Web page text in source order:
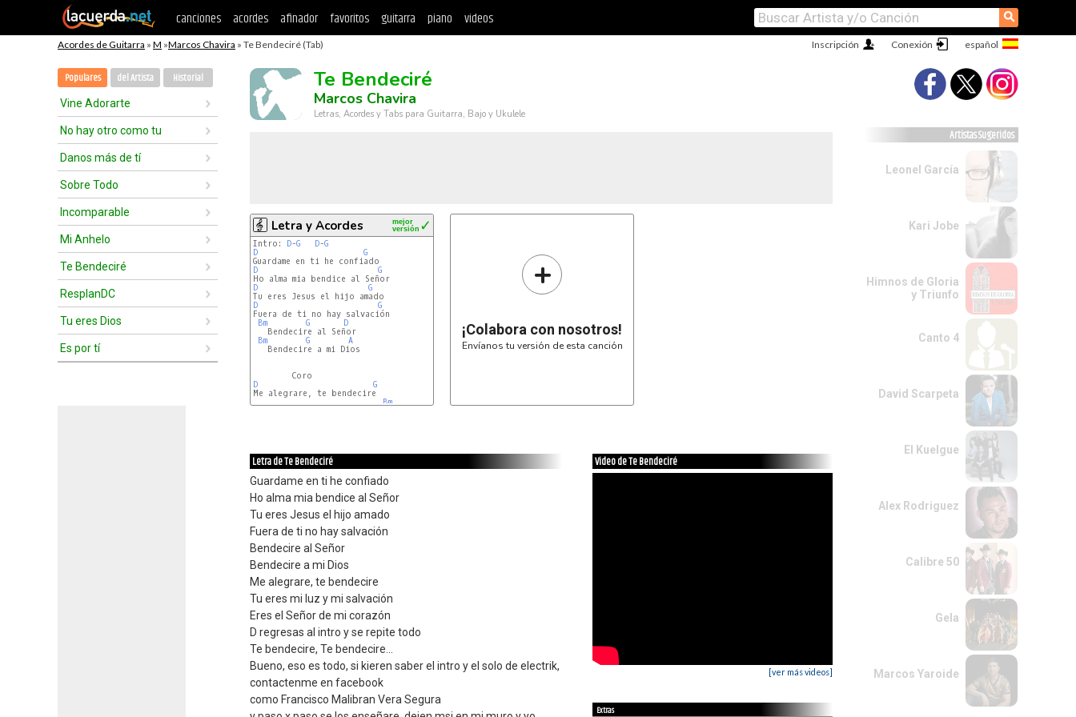
canciones acordes afinador favoritos guitarra piano videos ⚲
Acordes de Guitarra » M »Marcos Chavira » Te Bendeciré (Tab) Conexión
Inscripción
Populares del Artista Historial
Vine Adorarte
No hay otro como tu
Danos más de tí
Sobre Todo
Incomparable
Mi Anhelo
Te Bendeciré
ResplanDC
Tu eres Dios
Es por tí
Te Bendeciré
Marcos Chavira
Letras, Acordes y Tabs para Guitarra, Bajo y Ukulele
Letra y Acordes ✓
mejor
versión
Intro: D-G D-G
D
G
D
G
D
G
D
G
Fuera de ti no hay salvación
Bm
G
D
   Bendecire al Señor
Bm
G
A
   Bendecire a mi Dios
D
G
Me alegrare, te bendecire
Bm
+
¡Colabora con nosotros!
Envíanos tu versión de esta canción
Letra de Te Bendeciré
Guardame en ti he confiado
Ho alma mia bendice al Señor
Tu eres Jesus el hijo amado
Fuera de ti no hay salvación
Bendecire al Señor
Bendecire a mi Dios
Me alegrare, te bendecire
Tu eres mi luz y mi salvación
Eres el Señor de mi corazón
D regresas al intro y se repite todo
Te bendecire, Te bendecire...
Bueno, eso es todo, si kieren saber el intro y el solo de electrik,
contactenme en facebook
como Francisco Malibran Vera Segura
Video de Te Bendeciré
[ver más videos]
Extras
Artistas Sugeridos
Leonel García
Kari Jobe
Himnos de Gloria
y Triunfo
Canto 4
David Scarpeta
El Kuelgue
Alex Rodriguez
Calibre 50
Gela
Marcos Yaroide